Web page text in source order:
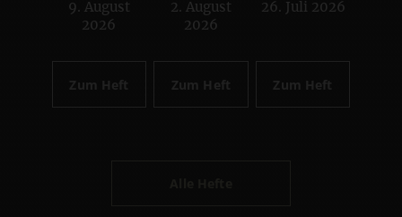
:
9. August
2026
Zum Heft
:
2. August
2026
Zum Heft
:
26. Juli 2026
Zum Heft